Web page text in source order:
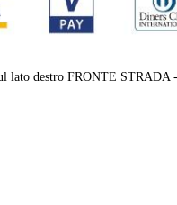
destro FRONTE STRADA